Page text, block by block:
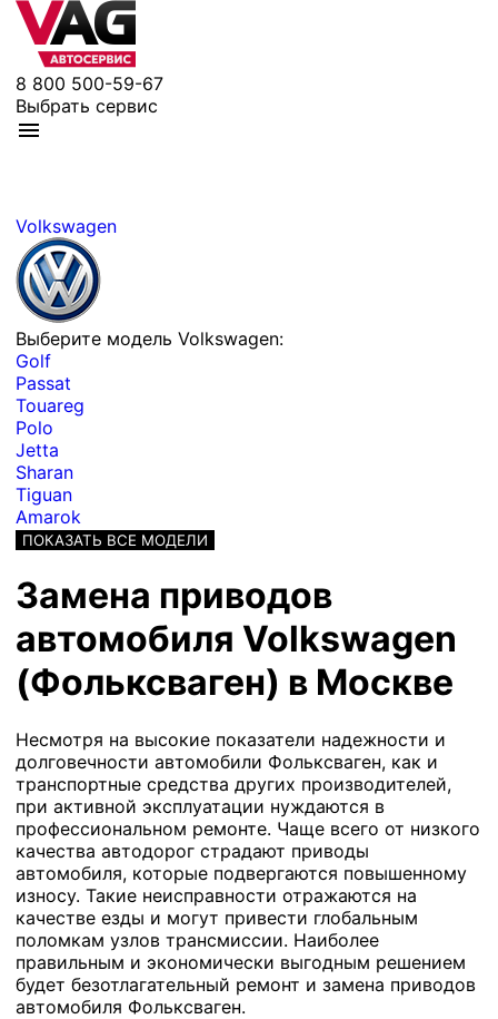
8 800 500-59-67
Выбрать сервис
Volkswagen
Выберите модель Volkswagen:
Golf
Passat
Touareg
Polo
Jetta
Sharan
Tiguan
Amarok
ПОКАЗАТЬ ВСЕ МОДЕЛИ
Замена приводов
автомобиля Volkswagen
(Фольксваген) в Москве
Несмотря на высокие показатели надежности и
долговечности автомобили Фольксваген, как и
транспортные средства других производителей,
при активной эксплуатации нуждаются в
профессиональном ремонте. Чаще всего от низкого
качества автодорог страдают приводы
автомобиля, которые подвергаются повышенному
износу. Такие неисправности отражаются на
качестве езды и могут привести глобальным
поломкам узлов трансмиссии. Наиболее
правильным и экономически выгодным решением
будет безотлагательный ремонт и замена приводов
автомобиля Фольксваген.